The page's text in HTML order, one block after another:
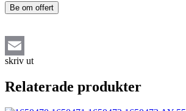
Be om offert
Email
skriv ut
Relaterade produkter